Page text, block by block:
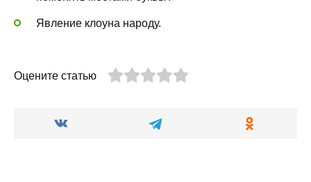
Явление клоуна народу.
Оцените статью